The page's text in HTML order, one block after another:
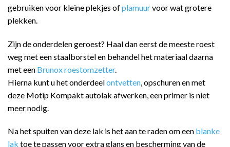
gebruiken voor kleine plekjes ofplamuurvoor wat grotere
plekken.
Zijn de onderdelen geroest? Haal dan eerst de meeste roest
weg met een staalborstel en behandel het materiaal daarna
met een Brunox roestomzetter.
Hierna kunt u het onderdeelontvetten , opschuren en met
deze Motip Kompakt autolak afwerken, een primer is niet
meer nodig.
Na het spuiten van deze lak is het aan te raden om een blanke
lak toe te passen voor extra glans en bescherming van de